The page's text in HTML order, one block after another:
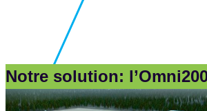
Notre solution: